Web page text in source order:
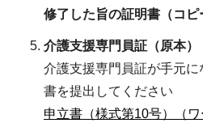
修了した旨の証明書（コピ
介護支援専門員証（原本）
介護支援専門員証が手元
書を提出してください
申立書（様式第10号）（ワ